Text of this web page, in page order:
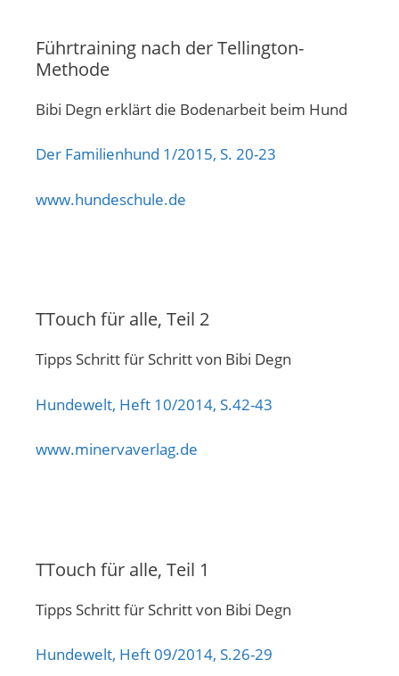
Führtraining nach der Tellington-
Methode
Bibi Degn erklärt die Bodenarbeit beim Hund
Der Familienhund 1/2015, S. 20-23
www.hundeschule.de
TTouch für alle, Teil 2
Tipps Schritt für Schritt von Bibi Degn
Hundewelt, Heft 10/2014, S.42-43
www.minervaverlag.de
TTouch für alle, Teil 1
Tipps Schritt für Schritt von Bibi Degn
Hundewelt, Heft 09/2014, S.26-29